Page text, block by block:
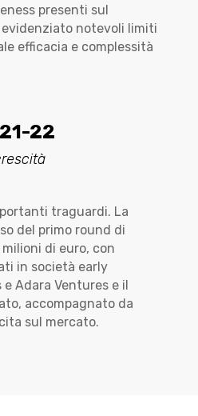
presenti sul
notevoli limiti
efficacia e complessità
22
traguardi. La
del primo round di
di euro, con
in società early
e Adara Ventures e il
accompagnato da
sul mercato.